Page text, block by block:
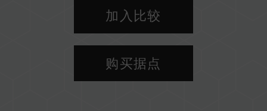
请勿混合使用不同容量、频率、品牌、型号的内
存。每一组套装中的内存皆通过兼容性测试配对而
成。若混合使用不同套装的内存，将可能导致系统
不稳定或不开机。
加入比较
购买据点